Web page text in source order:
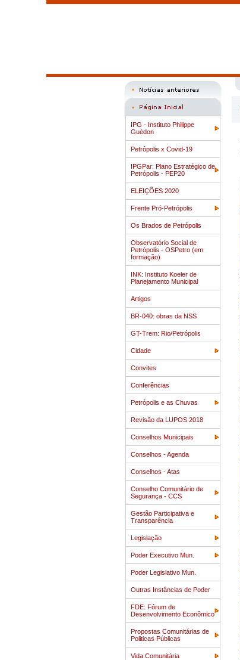
IPG - Instituto Philippe
Guédon
Petrópolis x Covid-19
IPGPar: Plano Estratégico de
Petrópolis - PEP20
ELEIÇÕES 2020
Frente Pró-Petrópolis
Os Brados de Petrópolis
Observatório Social de
Petrópolis - OSPetro (em
formação)
INK: Instituto Koeler de
Planejamento Municipal
Artigos
BR-040: obras da NSS
GT-Trem: Rio/Petrópolis
Cidade
Convites
Conferências
Petrópolis e as Chuvas
Revisão da LUPOS 2018
Conselhos Municipais
Conselhos - Agenda
Conselhos - Atas
Conselho Comunitário de
Segurança - CCS
Gestão Participativa e
Transparência
Legislação
Poder Executivo Mun.
Poder Legislativo Mun.
Outras Instâncias de Poder
FDE: Fórum de
Desenvolvimento Econômico
Propostas Comunitárias de
Politicas Públicas
Vida Comunitária